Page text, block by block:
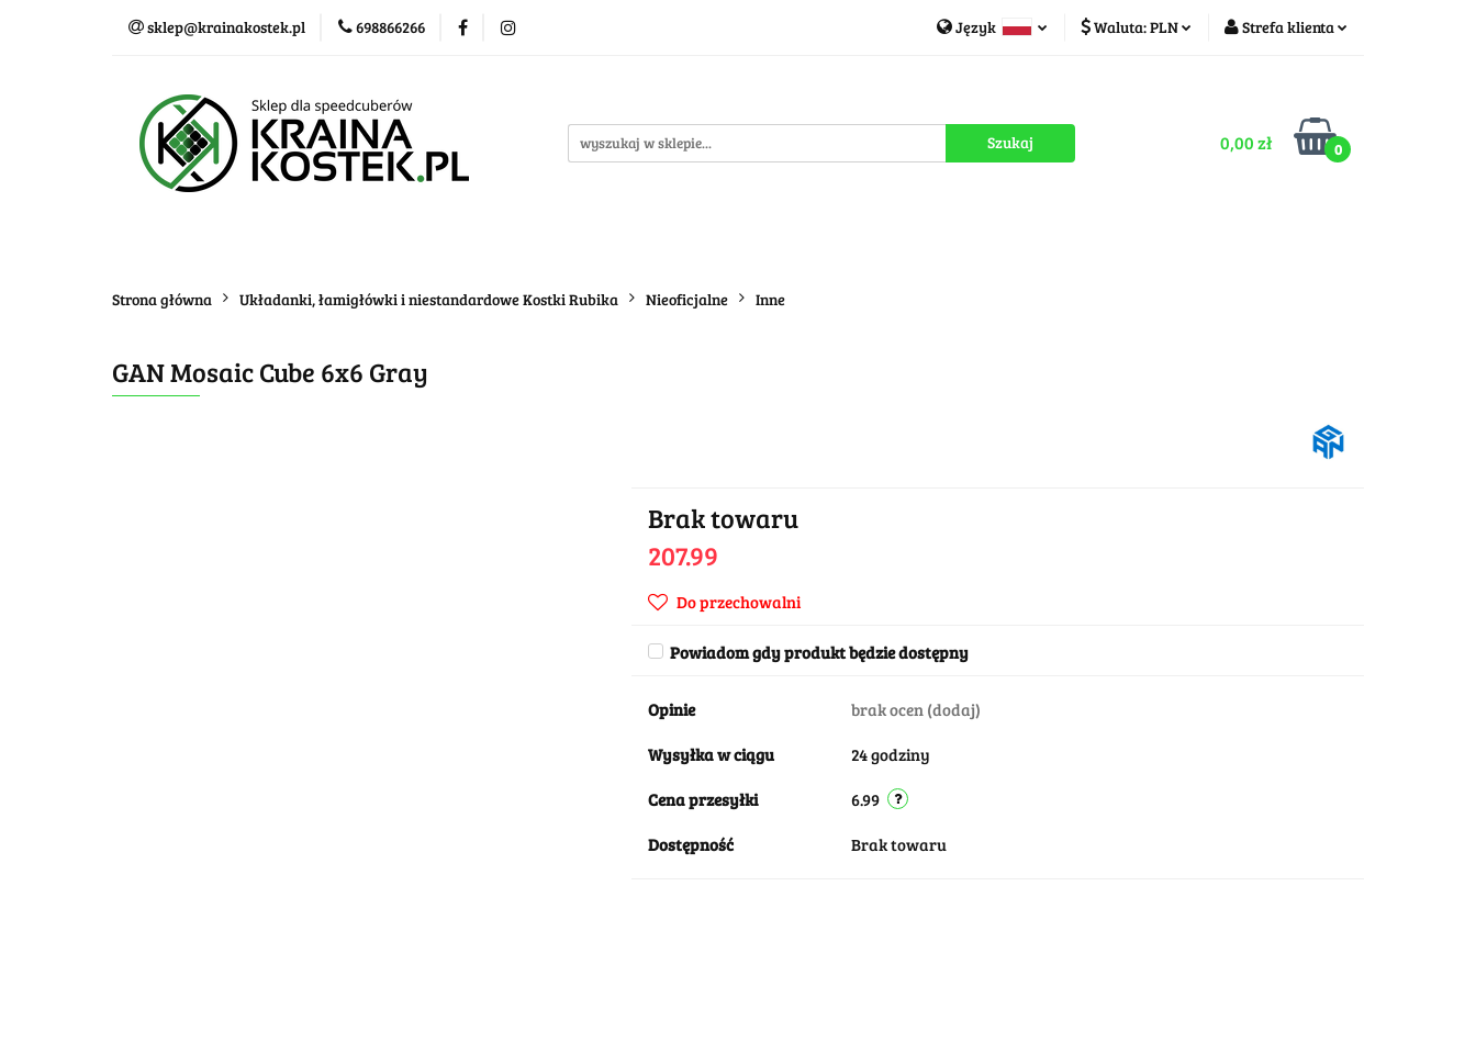
sklep@krainakostek.pl 698866266 Język
Czech
Waluta:PLN Strefa klienta
Zarejestruj się
Dodaj zgłoszenie
0,00 zł 0
Klasyczne kostki Producenci
Nowości
Strona główna Układanki, łamigłówki i niestandardowe Kostki Rubika Nieoficjalne Inne
GAN Mosaic Cube 6x6 Gray
Brak towaru
207.99
Do przechowalni
Powiadom gdy produkt będzie dostępny
Opinie brak ocen (dodaj)
Wysyłka w ciągu 24 godziny
Cena przesyłki 6.99
Dostępność Brak towaru